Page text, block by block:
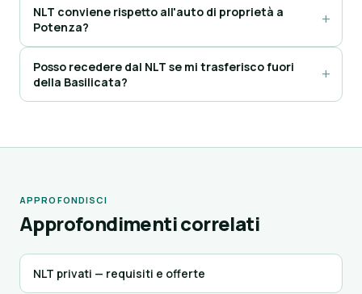
NLT conviene rispetto all'auto di proprietà a
Potenza?
Posso recedere dal NLT se mi trasferisco fuori
della Basilicata?
APPROFONDISCI
Approfondimenti correlati
NLT privati — requisiti e offerte